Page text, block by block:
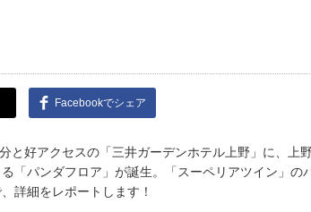
Facebookでシェア
と好アクセスの「三井ガーデンホテル上野」に、上
「パンダフロア」が誕生。「スーペリアツイン」の
詳細をレポートします！